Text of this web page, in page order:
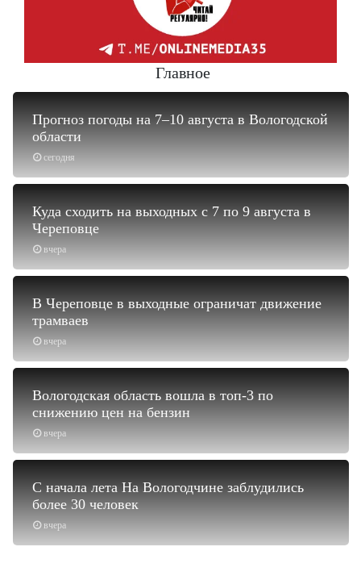
Главное
сегодня
Прогноз погоды на 7–10 августа в Вологодской
области
вчера
Куда сходить на выходных с 7 по 9 августа в
Череповце
вчера
В Череповце в выходные ограничат движение
трамваев
вчера
Вологодская область вошла в топ-3 по
снижению цен на бензин
вчера
С начала лета На Вологодчине заблудились
более 30 человек